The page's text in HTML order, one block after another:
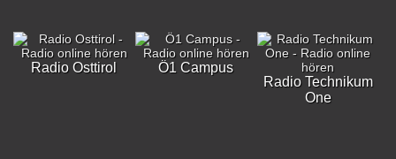
Radio Osttirol
Ö1 Campus
Radio Technikum
One